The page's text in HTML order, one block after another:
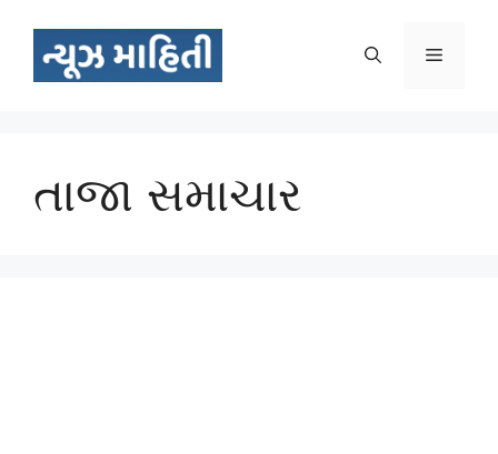
content
Menu
તાજા સમાચાર